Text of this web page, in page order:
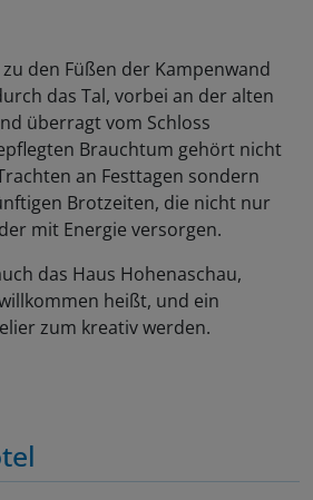
den Füßen der Kampenwand
das Tal, vorbei an der alten
überragt vom Schloss
Brauchtum gehört nicht
an Festtagen sondern
Brotzeiten, die nicht nur
mit Energie versorgen.
das Haus Hohenaschau,
heißt, und ein
zum kreativ werden.